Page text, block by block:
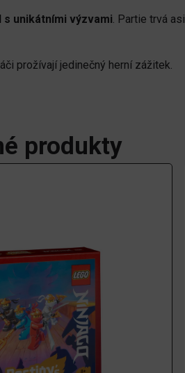
s unikátními výzvami. Partie trvá asi
prožívají jedinečný herní zážitek.
produkty